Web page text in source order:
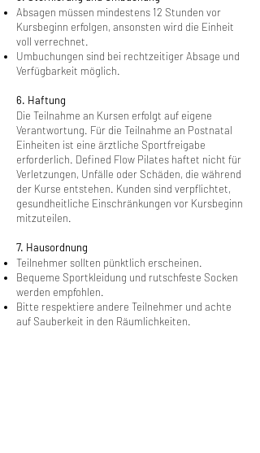
Absagen müssen mindestens 12 Stunden vor
Kursbeginn erfolgen, ansonsten wird die Einheit
voll verrechnet.
Umbuchungen sind bei rechtzeitiger Absage und
Verfügbarkeit möglich.
6. Haftung
Die Teilnahme an Kursen erfolgt auf eigene
Verantwortung. Für die Teilnahme an Postnatal
Einheiten ist eine ärztliche Sportfreigabe
erforderlich. Defined Flow Pilates haftet nicht für
Verletzungen, Unfälle oder Schäden, die während
der Kurse entstehen. Kunden sind verpflichtet,
gesundheitliche Einschränkungen vor Kursbeginn
mitzuteilen.
7. Hausordnung
Teilnehmer sollten pünktlich erscheinen.
Bequeme Sportkleidung und rutschfeste Socken
werden empfohlen.
Bitte respektiere andere Teilnehmer und achte
auf Sauberkeit in den Räumlichkeiten.